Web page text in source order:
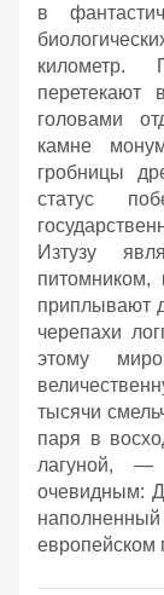
в
километр.
головами
камне
гробницы
статус
Изтузу
питомником,
приплывают
черепахи
этому
тысячи
паря в
лагуной, —
очевидным:
европейском